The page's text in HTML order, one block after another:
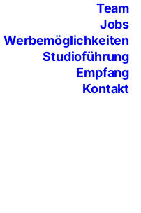
Team
Jobs
Werbemöglichkeiten
Studioführung
Empfang
Kontakt